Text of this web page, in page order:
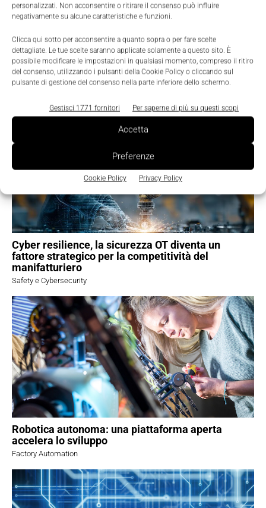
personalizzati. Non acconsentire o ritirare il consenso può influire
negativamente su alcune caratteristiche e funzioni.
Clicca qui sotto per acconsentire a quanto sopra o per fare scelte
dettagliate. Le tue scelte saranno applicate solamente a questo sito. È
possibile modificare le impostazioni in qualsiasi momento, compreso il ritiro
del consenso, utilizzando i pulsanti della Cookie Policy o cliccando sul
pulsante di gestione del consenso nella parte inferiore dello schermo.
Gestisci 1771 fornitori Per saperne di più su questi scopi
Accetta
Preferenze
Cookie Policy Privacy Policy
Cyber resilience, la sicurezza OT diventa un
fattore strategico per la competitività del
manifatturiero
Safety e Cybersecurity
Robotica autonoma: una piattaforma aperta
accelera lo sviluppo
Factory Automation